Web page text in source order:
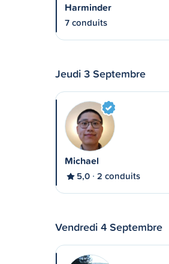
Harminder
7 conduits
Jeudi 3 Septembre
Michael
5,0 2 conduits
Vendredi 4 Septembre